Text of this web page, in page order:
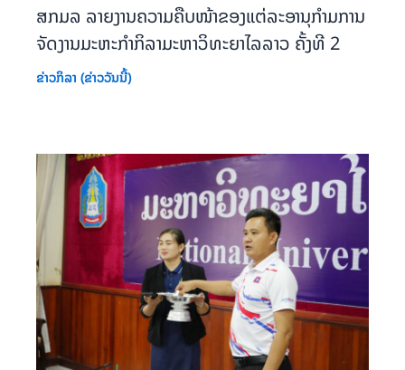
ສກມລ ລາຍງານຄວາມຄືບໜ້າຂອງແຕ່ລະອານຸກຳມການ
ຈັດງານມະຫະກຳກິລາມະຫາວິທະຍາໄລລາວ ຄັ້ງທີ 2
ຂ່າວກິລາ (ຂ່າວວັນນີ້)